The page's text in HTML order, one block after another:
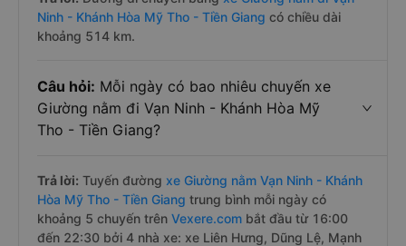
Ninh - Khánh Hòa Mỹ Tho - Tiền Giang có chiều dài
khoảng 514 km.
Câu hỏi: Mỗi ngày có bao nhiêu chuyến xe
Giường nằm đi Vạn Ninh - Khánh Hòa Mỹ
Tho - Tiền Giang?
Trả lời: Tuyến đường xe Giường nằm Vạn Ninh - Khánh
Hòa Mỹ Tho - Tiền Giang trung bình mỗi ngày có
khoảng 5 chuyến trên Vexere.com bắt đầu từ 16:00
đến 22:30 bởi 4 nhà xe: xe Liên Hưng, Dũng Lệ, Mạnh